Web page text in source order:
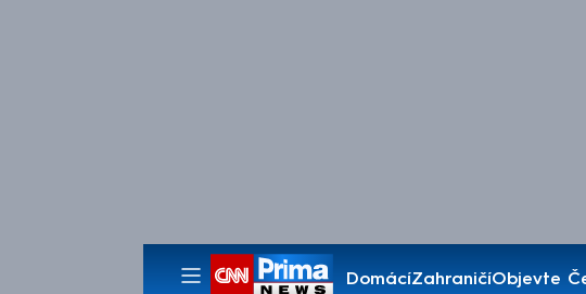
DomácíZahraničíObjevte